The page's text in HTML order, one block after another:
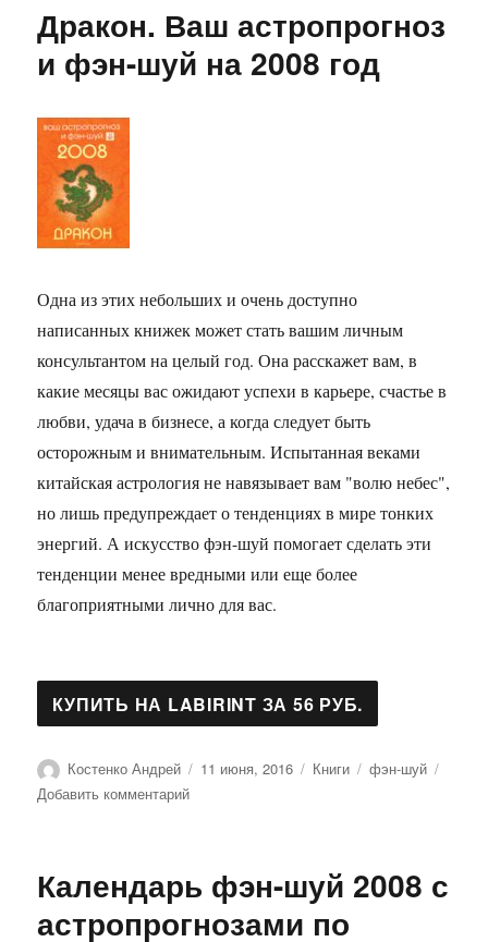
астропрогноз
и
фэн-
Дракон. Ваш астропрогноз
и фэн-шуй на 2008 год
Одна из этих небольших и очень доступно
написанных книжек может стать вашим личным
консультантом на целый год. Она расскажет вам, в
какие месяцы вас ожидают успехи в карьере, счастье в
любви, удача в бизнесе, а когда следует быть
осторожным и внимательным. Испытанная веками
китайская астрология не навязывает вам "волю небес",
но лишь предупреждает о тенденциях в мире тонких
энергий. А искусство фэн-шуй помогает сделать эти
тенденции менее вредными или еще более
благоприятными лично для вас.
Автор
Костенко Андрей Опубликовано
11 июня, 2016 Рубрики
Книги Метки
фэн-шуй
Добавить комментарийк
астропрогноз
фэн-
Календарь фэн-шуй 2008 с
астропрогнозами по